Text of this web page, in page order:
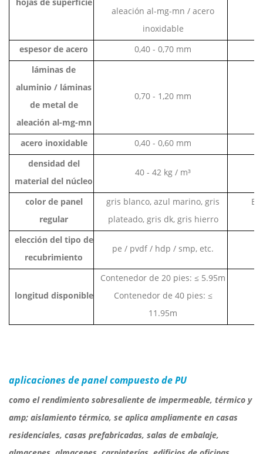
aleación al-mg-mn / acero
inoxidable
espesor de acero
0,40 - 0,70 mm
láminas de
aluminio / láminas
de metal de
aleación al-mg-mn
0,70 - 1,20 mm
acero inoxidable
0,40 - 0,60 mm
densidad del
material del núcleo
40 - 42 kg / m³
color de panel
regular
gris blanco, azul marino, gris
plateado, gris dk, gris hierro
El
elección del tipo de
recubrimiento
pe / pvdf / hdp / smp, etc.
longitud disponible
Contenedor de 20 pies: ≤ 5.95m
Contenedor de 40 pies: ≤
11.95m
aplicaciones de panel compuesto de PU
como el rendimiento sobresaliente de impermeable, térmico y
amp; aislamiento térmico, se aplica ampliamente en casas
residenciales, casas prefabricadas, salas de embalaje,